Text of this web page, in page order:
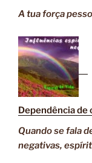
A tua força
Dependência de
Quando se fala
negativas,